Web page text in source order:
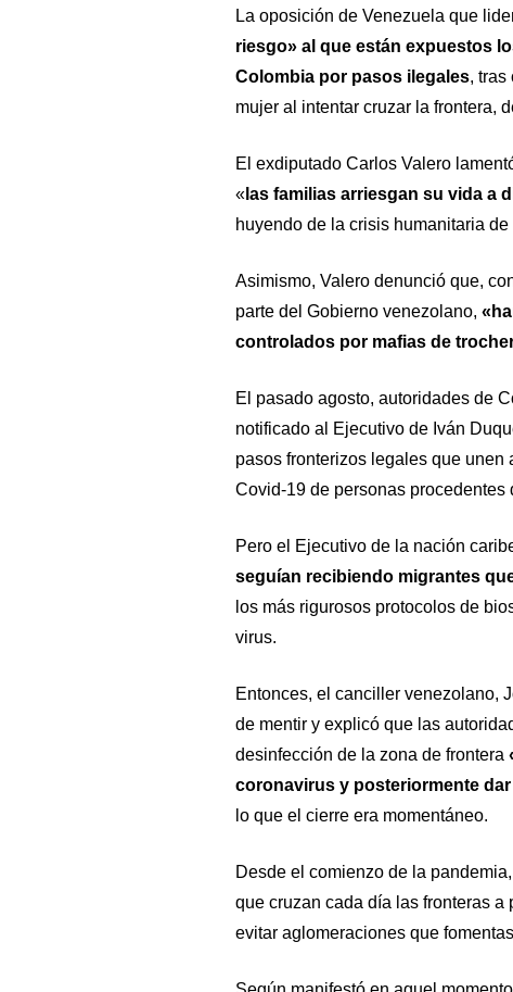
La oposición de Venezuela que
riesgo» al que están expuestos
Colombia por pasos ilegales, tras
mujer al intentar cruzar la frontera,
El exdiputado Carlos Valero
«las familias arriesgan su vida a
huyendo de la crisis humanitaria
Asimismo, Valero denunció que,
parte del Gobierno venezolano,
controlados por mafias de
El pasado agosto, autoridades de
notificado al Ejecutivo de Iván
pasos fronterizos legales que unen
Covid-19 de personas procedentes
Pero el Ejecutivo de la nación
seguían recibiendo migrantes
los más rigurosos protocolos de
virus.
Entonces, el canciller venezolano,
de mentir y explicó que las
desinfección de la zona de frontera
coronavirus y posteriormente
lo que el cierre era momentáneo.
Desde el comienzo de la
que cruzan cada día las fronteras
evitar aglomeraciones que